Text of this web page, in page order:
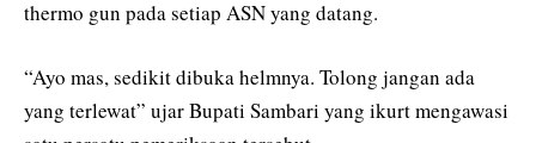
thermo gun pada setiap ASN yang datang.
“Ayo mas, sedikit dibuka helmnya. Tolong jangan ada
yang terlewat” ujar Bupati Sambari yang ikurt mengawasi